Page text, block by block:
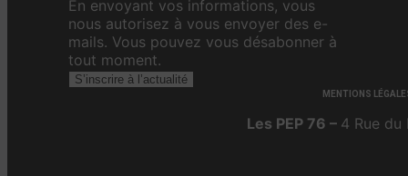
En envoyant vos informations, vous
nous autorisez à vous envoyer des e-
mails. Vous pouvez vous désabonner à
tout moment.
S’inscrire à l’actualité
MENTIONS
Les PEP 76 – 4 Rue du